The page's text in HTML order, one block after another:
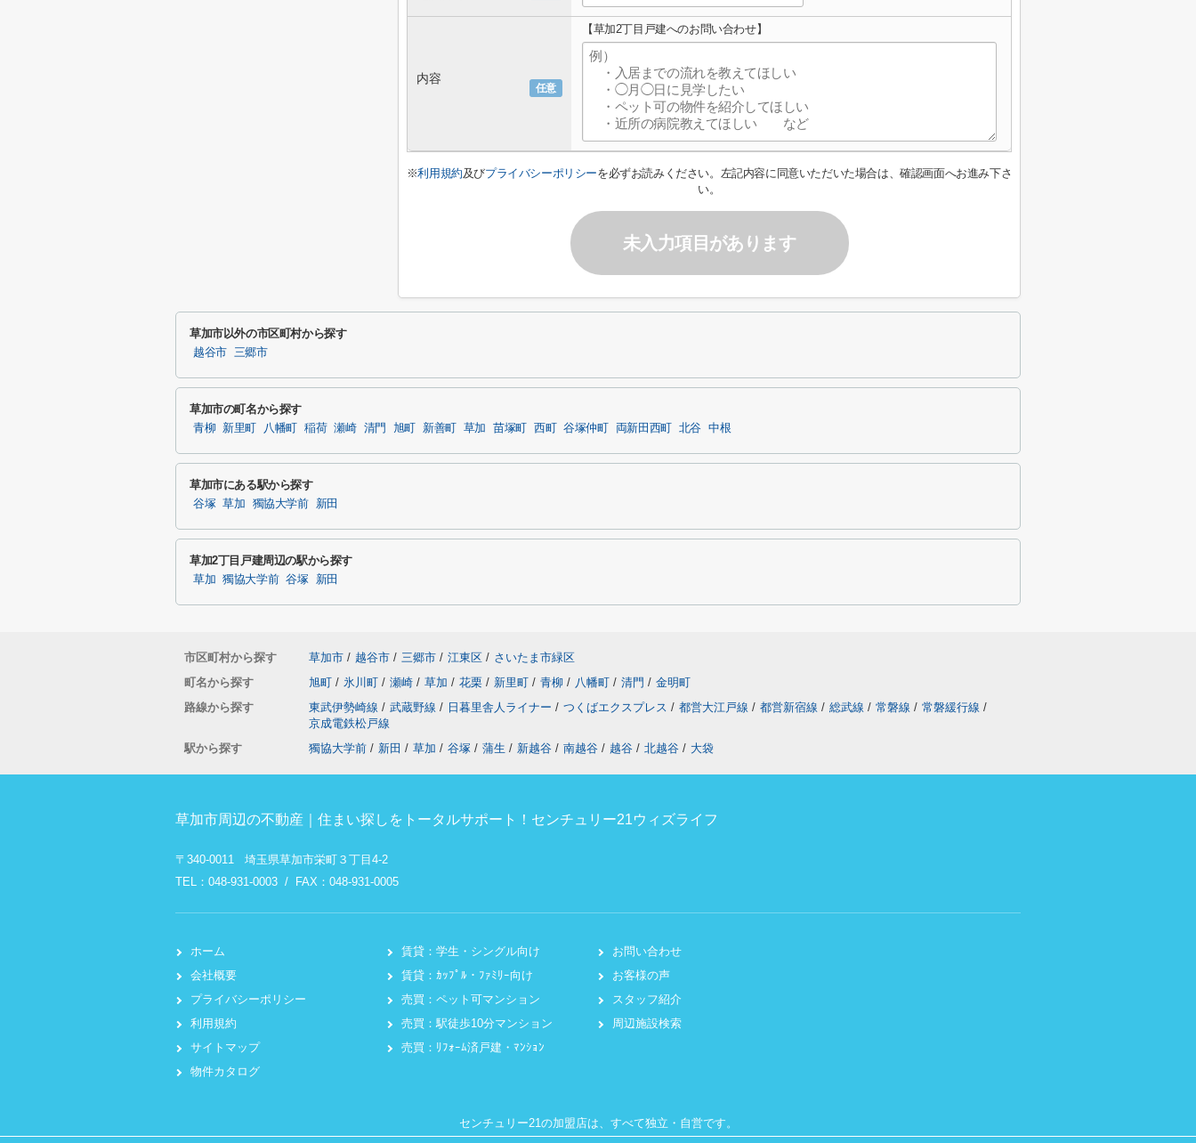
任意
内容
【草加2丁目戸建へのお問い合わせ】
※利用規約及びプライバシーポリシーを必ずお読みください。左記内容に同意いただいた場合は、確認画面へお進み下さ
い。
未入力項目があります
草加市以外の市区町村から探す
越谷市 三郷市
草加市の町名から探す
青柳 新里町 八幡町 稲荷 瀬崎 清門 旭町 新善町 草加 苗塚町 西町 谷塚仲町 両新田西町 北谷 中根
草加市にある駅から探す
谷塚 草加 獨協大学前 新田
草加2丁目戸建周辺の駅から探す
草加 獨協大学前 谷塚 新田
市区町村から探す 草加市 / 越谷市 / 三郷市 / 江東区 / さいたま市緑区
町名から探す
旭町 / 氷川町 / 瀬崎 / 草加 / 花栗 / 新里町 / 青柳 / 八幡町 / 清門 / 金明町
路線から探す
東武伊勢崎線 / 武蔵野線 / 日暮里舎人ライナー / つくばエクスプレス / 都営大江戸線 / 都営新宿線 / 総武線 / 常磐線 / 常磐緩行線 /
京成電鉄松戸線
駅から探す
獨協大学前 / 新田 / 草加 / 谷塚 / 蒲生 / 新越谷 / 南越谷 / 越谷 / 北越谷 / 大袋
草加市周辺の不動産｜住まい探しをトータルサポート！センチュリー21ウィズライフ
〒340-0011 埼玉県草加市栄町３丁目4-2
TEL：048-931-0003 / FAX：048-931-0005
ホーム
会社概要
プライバシーポリシー
利用規約
サイトマップ
物件カタログ
賃貸：学生・シングル向け
賃貸：ｶｯﾌﾟﾙ・ﾌｧﾐﾘｰ向け
売買：ペット可マンション
売買：駅徒歩10分マンション
売買：ﾘﾌｫｰﾑ済戸建・ﾏﾝｼｮﾝ
お問い合わせ
お客様の声
スタッフ紹介
周辺施設検索
センチュリー21の加盟店は、すべて独立・自営です。